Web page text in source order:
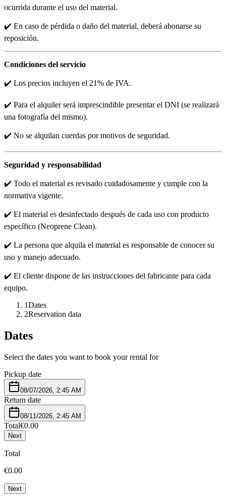
ocurrida durante el uso del material.
✔️ En caso de pérdida o daño del material, deberá abonarse su
reposición.
Condiciones del servicio
✔️ Los precios incluyen el 21% de IVA.
✔️ Para el alquiler será imprescindible presentar el DNI (se realizará
una fotografía del mismo).
✔️ No se alquilan cuerdas por motivos de seguridad.
Seguridad y responsabilidad
✔️ Todo el material es revisado cuidadosamente y cumple con la
normativa vigente.
✔️ El material es desinfectado después de cada uso con producto
específico (Neoprene Clean).
✔️ La persona que alquila el material es responsable de conocer su
uso y manejo adecuado.
✔️ El cliente dispone de las instrucciones del fabricante para cada
equipo.
1Dates
2Reservation data
Dates
Select the dates you want to book your rental for
Pickup date
08/07/2026, 2:45 AM
Return date
08/11/2026, 2:45 AM
Total€0.00
Next
Total
€0.00
Next